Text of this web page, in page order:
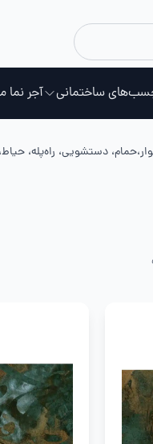
ساختمانی آجر نما
دستشویی، راه‌پله،